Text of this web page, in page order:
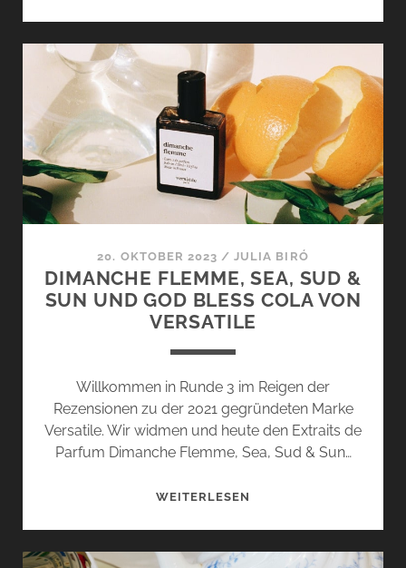
–
COZY
AUTUMN
VIBES
20. OKTOBER 2023 /JULIA BIRÓ
DIMANCHE FLEMME, SEA, SUD &
SUN UND GOD BLESS COLA VON
VERSATILE
Willkommen in Runde 3 im Reigen der
Rezensionen zu der 2021 gegründeten Marke
Versatile. Wir widmen und heute den Extraits de
Parfum Dimanche Flemme, Sea, Sud & Sun…
WEITERLESEN